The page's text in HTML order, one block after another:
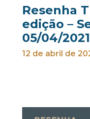
Resenha
edição –
05/04/
12 de abril de